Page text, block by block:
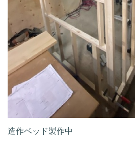
造作ベッド製作中